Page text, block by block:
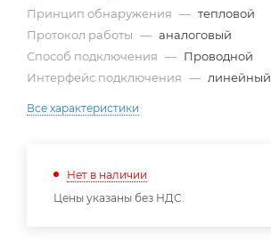
Принцип обнаружения — тепловой
Протокол работы — аналоговый
Способ подключения — Проводной
Интерфейс подключения — линейный
Все характеристики
Нет в наличии
Цены указаны без НДС.